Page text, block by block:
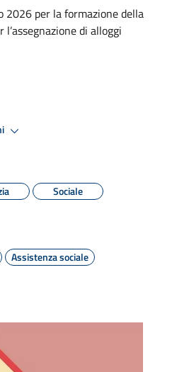
2026 per la formazione della
di alloggi
Sociale
Assistenza sociale